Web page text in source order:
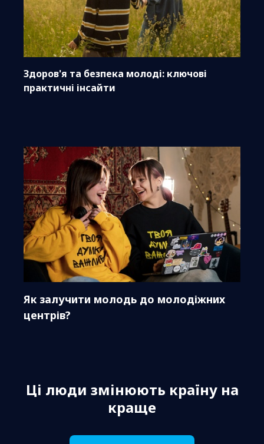
Здоров'я та безпека молоді: ключові
практичні інсайти
Як залучити молодь до молодіжних
центрів?
Ці люди змінюють країну на
краще